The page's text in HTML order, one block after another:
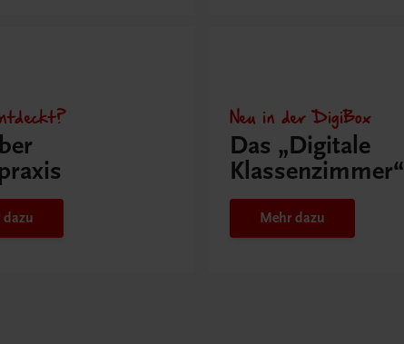
dazu
Neu in der DigiBox
Das „Digitale
Klassenzimmer“
Mehr dazu